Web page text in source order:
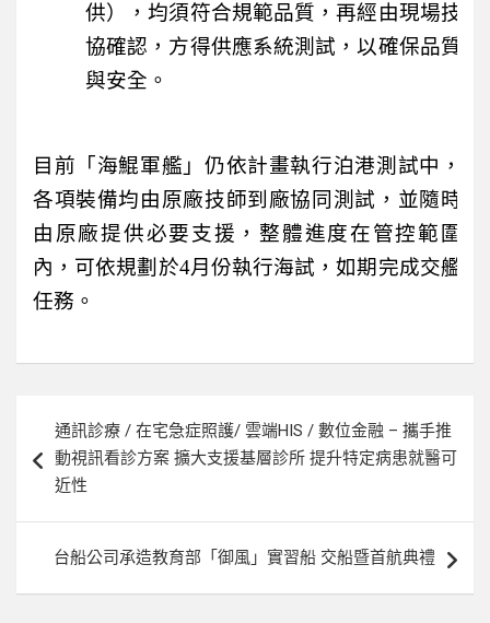
供），均須符合規範品質，再經由現場技
協確認，方得供應系統測試，以確保品質
與安全。
目前「海鯤軍艦」 仍依計畫執行泊港測試中，
各項裝備均由原廠技師到廠協同測試，並隨時
由原廠提供必要支援，整體進度在管控範圍
內，可依規劃於4月份執行海試，如期完成交艦
任務。
章
覽
通訊診療 / 在宅急症照護/ 雲端HIS / 數位金融 – 攜手推
動視訊看診方案 擴大支援基層診所 提升特定病患就醫可
近性
台船公司承造教育部「御風」實習船 交船暨首航典禮